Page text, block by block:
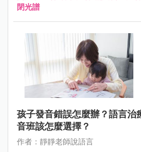
閉光譜
孩子發音錯誤怎麼辦？語言治
音班該怎麼選擇？
作者：靜靜老師說語言